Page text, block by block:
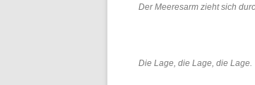
Der Meeresarm zieht sich
Die Lage, die Lage, die Lage.